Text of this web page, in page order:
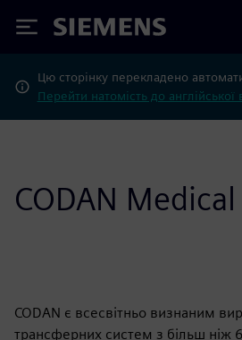
Siemens
Цю сторінку перекладено
Перейти натомість до англійської
CODAN Medical
CODAN є всесвітньо визнаним
трансферних систем з більш ніж